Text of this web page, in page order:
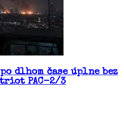
dlhom čase úplne bez
PAC-2/3